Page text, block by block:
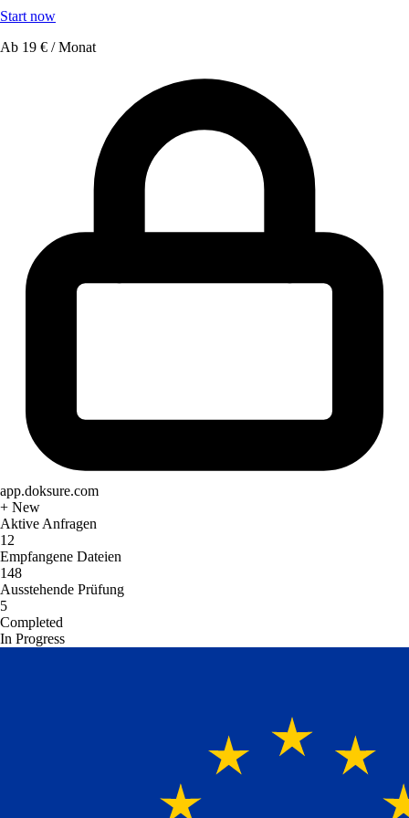
Start now
Ab 19 € / Monat
app.doksure.com
+ New
Aktive Anfragen
12
Empfangene Dateien
148
Ausstehende Prüfung
5
Completed
In Progress